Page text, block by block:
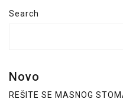
Search
Novo
REŠITE SE MASNOG